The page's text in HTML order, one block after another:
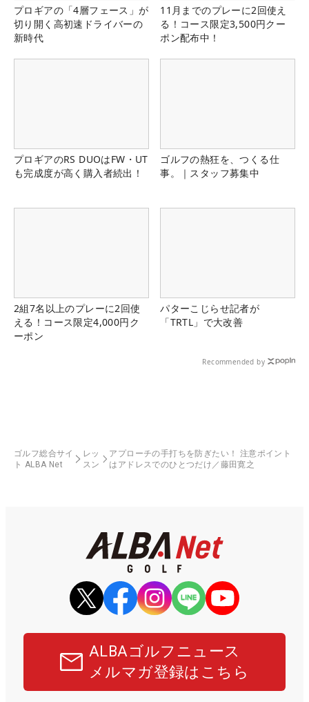
プロギアの「4層フェース」が
切り開く高初速ドライバーの
新時代
11月までのプレーに2回使え
る！コース限定3,500円クー
ポン配布中！
プロギアのRS DUOはFW・UT
も完成度が高く購入者続出！
ゴルフの熱狂を、つくる仕
事。｜スタッフ募集中
2組7名以上のプレーに2回使
える！コース限定4,000円ク
ーポン
パターこじらせ記者が
「TRTL」で大改善
Recommended by
ゴルフ総合サイ
ト ALBA Net
レッ
スン
アプローチの手打ちを防ぎたい！ 注意ポイント
はアドレスでのひとつだけ／藤田寛之
ALBAゴルフニュース
メルマガ登録はこちら